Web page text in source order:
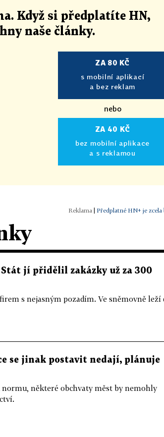
Když si předplatíte HN,
naše články.
ZA 80 KČ
s mobilní aplikací
a bez reklam
nebo
ZA 40 KČ
bez mobilní aplikace
a s reklamou
Předplatné HN+ je zcela
jí přidělil zakázky už za 300
s nejasným pozadím. Ve sněmovně leží
se jinak postavit nedají, plánuje
normu, některé obchvaty měst by nemohly